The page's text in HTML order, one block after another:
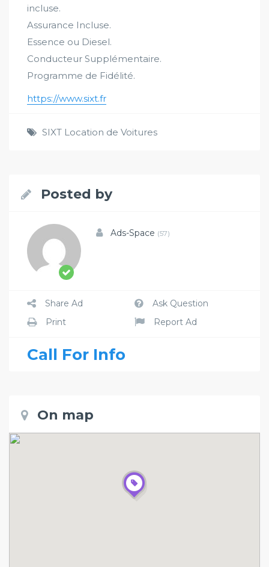
incluse.
Assurance Incluse.
Essence ou Diesel.
Conducteur Supplémentaire.
Programme de Fidélité.
https://www.sixt.fr
SIXT Location de Voitures
Posted by
Ads-Space (57)
Share Ad
Ask Question
Print
Report Ad
Call For Info
On map